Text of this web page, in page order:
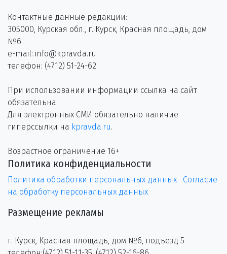
Контактные данные редакции:
305000, Курская обл., г. Курск, Красная площадь, дом
№6.
e-mail: info@kpravda.ru
телефон: (4712) 51-24-62
При использовании информации ссылка на сайт
обязательна.
Для электронных СМИ обязательно наличие
гиперссылки на kpravda.ru.
Возрастное ограничение 16+
Политика конфиденциальности
Политика обработки персональных данных
Согласие
на обработку персональных данных
Размещение рекламы
г. Курск, Красная площадь, дом №6, подъезд 5